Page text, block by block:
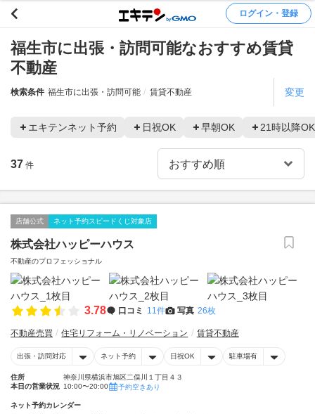
ログイン・登録
福生市に出張・訪問可能なおすすめ賃貸
不動産
検索条件 福生市に出張・訪問可能 賃貸不動産 変更
エキテンネット予約 日祝OK 早朝OK 21時以降OK
37 件
店舗公式 ネット予約スピードくじ対象店
株式会社ハッピーハウス
不動産のプロフェッショナル
3.78 口コミ 11件 写真 26枚
不動産売買 住宅リフォーム・リノベーション 賃貸不動産
出張・訪問対応 ネット予約 日祝OK 駐車場有
住所
神奈川県横浜市旭区二俣川１丁目４３
本日の営業状況 10:00〜20:00 予約空きあり
ネット予約カレンダー